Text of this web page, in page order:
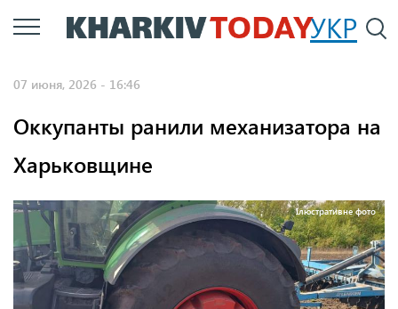
Перейти
к
УКР
07 июня, 2026 - 16:46
Оккупанты ранили механизатора на
Харьковщине
Ілюстративне фото